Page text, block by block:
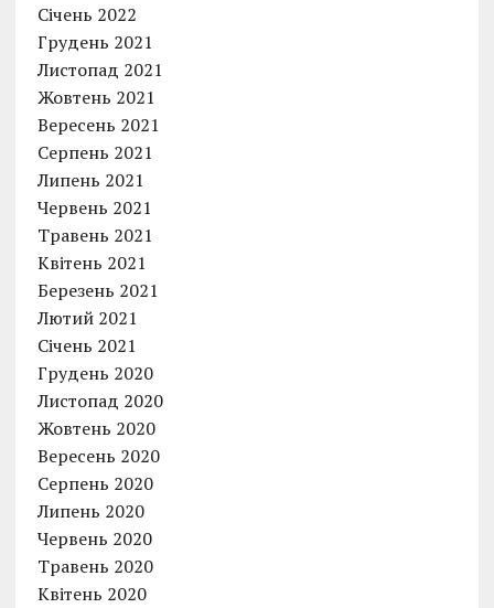
Січень 2022
Грудень 2021
Листопад 2021
Жовтень 2021
Вересень 2021
Серпень 2021
Липень 2021
Червень 2021
Травень 2021
Квітень 2021
Березень 2021
Лютий 2021
Січень 2021
Грудень 2020
Листопад 2020
Жовтень 2020
Вересень 2020
Серпень 2020
Липень 2020
Червень 2020
Травень 2020
Квітень 2020